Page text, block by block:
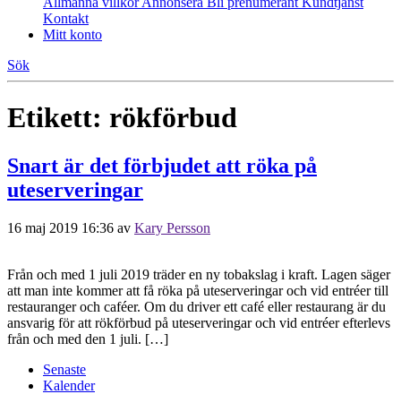
Kontakt
Mitt konto
Sök
Etikett: rökförbud
Snart är det förbjudet att röka på
uteserveringar
16 maj 2019 16:36 av Kary Persson
Från och med 1 juli 2019 träder en ny tobakslag i kraft. Lagen säger
att man inte kommer att få röka på uteserveringar och vid entréer till
restauranger och caféer. Om du driver ett café eller restaurang är du
ansvarig för att rökförbud på uteserveringar och vid entréer efterlevs
från och med den 1 juli. […]
Senaste
Kalender